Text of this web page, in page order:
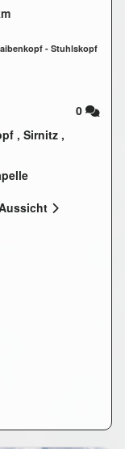
- Stuhlskopf
0
, Sirnitz ,